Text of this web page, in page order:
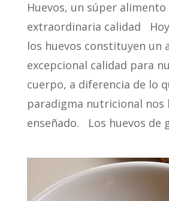
Huevos, un súper alimento
extraordinaria calidad
los huevos constituyen un
excepcional calidad para
cuerpo, a diferencia de lo
paradigma nutricional nos
enseñado. Los huevos de